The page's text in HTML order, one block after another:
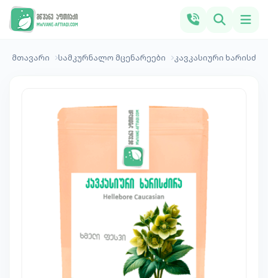
მთავარი სამკურნალო მცენარეები კავკასიური